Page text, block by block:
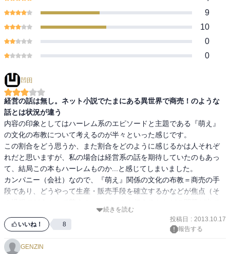
9
10
0
0
凹田
経営の話は無し。ネット小説でたまにある異世界で商売！のような
話とは状況が違う
内容の印象としてはハーレム系のエピソードと主題である『萌え』
の文化の布教について考えるのが半々といった感じです。
この割合をどう思うか、また割合をどのように感じるかは人それぞ
れだと思いますが、私の場合は経営系の話を期待していたのもあっ
て、結局この本もハーレムものか...と感じてしまいました。
カンパニー（会社）なので、『萌え』関係の文化の布教＝商売の手
段であり、どうやって生産・販売手段を確立するかなどが焦点（そ
くる）と思ったのですが、違いました。資金などは全く気にする必
要はない状況で、言語の壁や文化の違いを乗り越えて如何に『萌
え』の文化を布教するか（また、本当に布教してしまっていいの
か）が焦点となっています。
続きを読む
いいね！ 8
投稿日 : 2013.10.17
報告する
GENZIN